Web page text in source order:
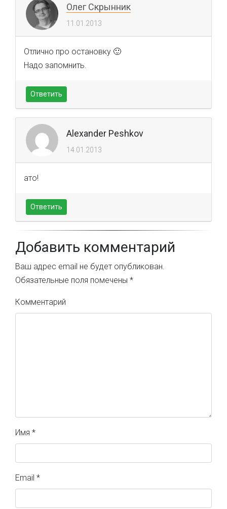
Олег Скрынник
11.01.2013
Отлично про остановку 🙂
Надо запомнить.
Ответить
Alexander Peshkov
14.01.2013
ато!
Ответить
Добавить комментарий
Ваш адрес email не будет опубликован.
Обязательные поля помечены *
Комментарий
Имя *
Email *